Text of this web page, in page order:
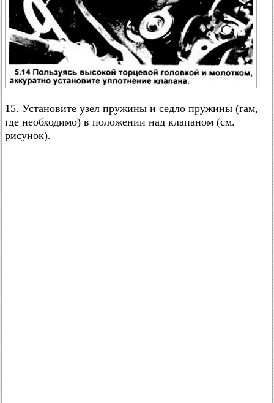
15. Установите узел пружины и седло пружины (гам,
где необходимо) в положении над клапаном (см.
рисунок).